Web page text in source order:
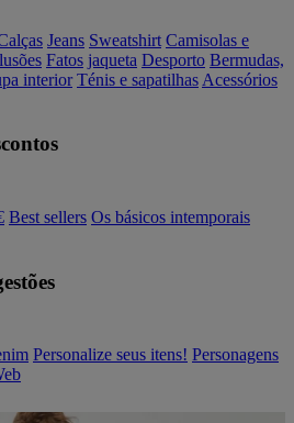
Jeans Sweatshirt Camisolas e
Fatos jaqueta Desporto Bermudas,
interior Ténis e sapatilhas Acessórios
Best sellers Os básicos intemporais
Personalize seus itens! Personagens